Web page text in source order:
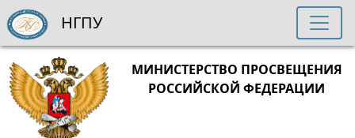
МИНИСТЕРСТВО ПРОСВЕЩЕНИЯ
РОССИЙСКОЙ ФЕДЕРАЦИИ
НГПУ